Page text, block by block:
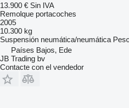
13.900 € Sin IVA
Remolque portacoches
2005
10.300 kg
Suspensión neumática/neumática
Países Bajos, Ede
JB Trading bv
Contacte con el vendedor